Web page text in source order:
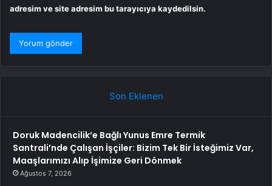
adresim ve site adresim bu tarayıcıya kaydedilsin.
Son Eklenen
Doruk Madencilik’e Bağlı Yunus Emre Termik
Santrali’nde Çalışan İşçiler: Bizim Tek Bir İsteğimiz Var,
Maaşlarımızı Alıp İşimize Geri Dönmek
Ağustos 7, 2026